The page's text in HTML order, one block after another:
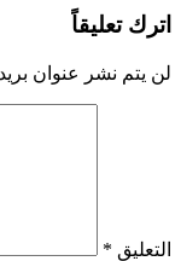
اترك تعليقاً
لن يتم نشر عنوان
التعليق *